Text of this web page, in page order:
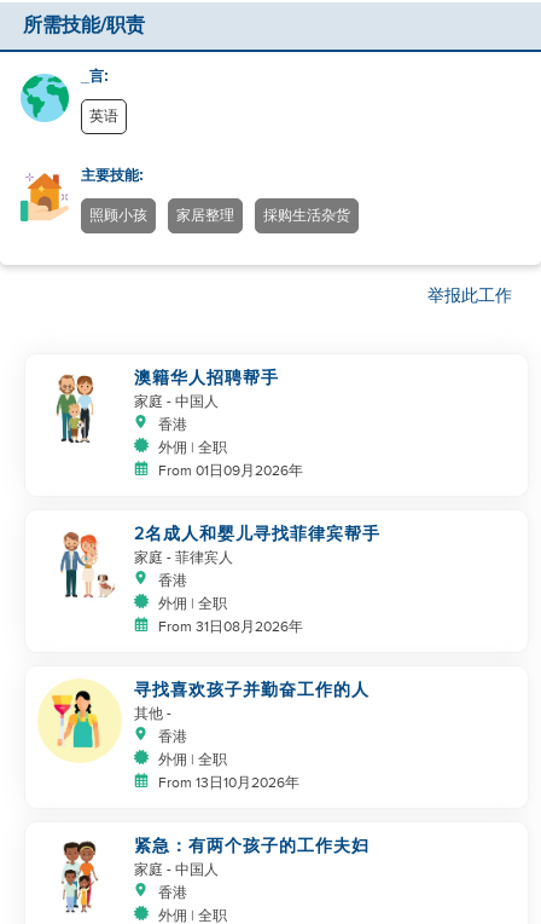
所需技能/职责
_言:
英语
主要技能:
照顾小孩 家居整理 採购生活杂货
举报此工作
澳籍华人招聘帮手
家庭 - 中国人
香港
外佣 | 全职
From 01日09月2026年
2名成人和婴儿寻找菲律宾帮手
家庭 - 菲律宾人
香港
外佣 | 全职
From 31日08月2026年
寻找喜欢孩子并勤奋工作的人
其他 -
香港
外佣 | 全职
From 13日10月2026年
紧急：有两个孩子的工作夫妇
家庭 - 中国人
香港
外佣 | 全职